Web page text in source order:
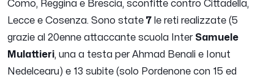
Como, Reggina e Brescia, sconfitte contro Cittadella,
Lecce e Cosenza. Sono state 7 le reti realizzate (5
grazie al 20enne attaccante scuola Inter Samuele
Mulattieri, una a testa per Ahmad Benali e Ionut
Nedelcearu) e 13 subite (solo Pordenone con 15 ed